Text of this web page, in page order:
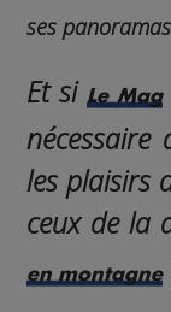
ses
Et si Le Mag
les plaisirs
ceux de la
en montagne